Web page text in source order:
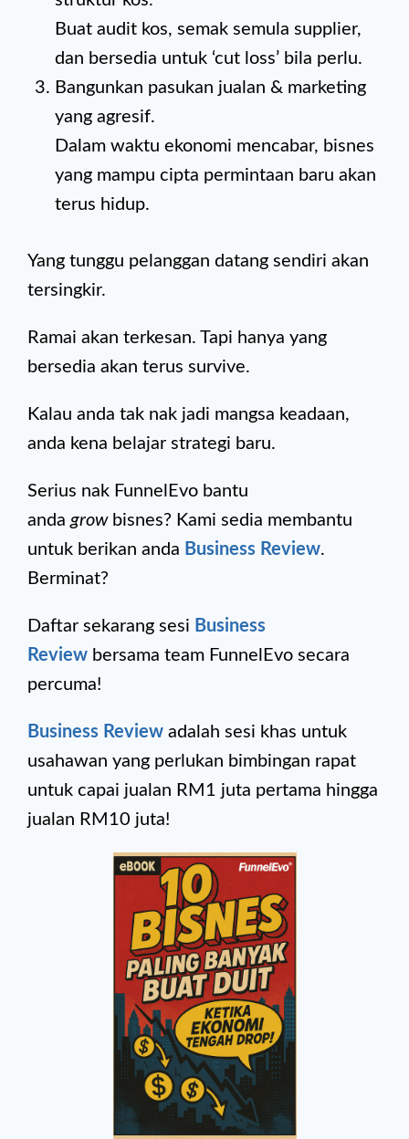
Buat audit kos, semak semula supplier,
dan bersedia untuk ‘cut loss’ bila perlu.
Bangunkan pasukan jualan & marketing
yang agresif.
Dalam waktu ekonomi mencabar, bisnes
yang mampu cipta permintaan baru akan
terus hidup.
Yang tunggu pelanggan datang sendiri akan
tersingkir.
Ramai akan terkesan. Tapi hanya yang
bersedia akan terus survive.
Kalau anda tak nak jadi mangsa keadaan,
anda kena belajar strategi baru.
Serius nak FunnelEvo bantu
andagrow bisnes? Kami sedia membantu
untuk berikan anda Business Review.
Berminat?
Daftar sekarang sesi Business
Review bersama team FunnelEvo secara
percuma!
Business Review adalah sesi khas untuk
usahawan yang perlukan bimbingan rapat
untuk capai jualan RM1 juta pertama hingga
jualan RM10 juta!